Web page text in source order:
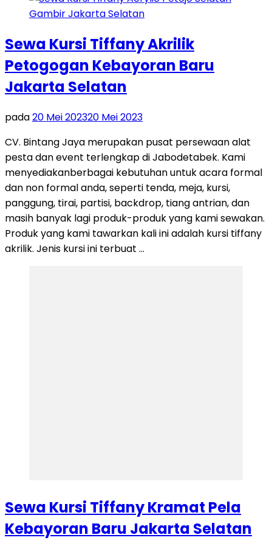
Sewa Kursi Tiffany Akrilik
Petogogan Kebayoran Baru
Jakarta Selatan
pada20 Mei 202320 Mei 2023
CV. Bintang Jaya merupakan pusat persewaan alat
pesta dan event terlengkap di Jabodetabek. Kami
menyediakanberbagai kebutuhan untuk acara formal
dan non formal anda, seperti tenda, meja, kursi,
panggung, tirai, partisi, backdrop, tiang antrian, dan
masih banyak lagi produk-produk yang kami sewakan.
Produk yang kami tawarkan kali ini adalah kursi tiffany
akrilik. Jenis kursi ini terbuat …
Sewa Kursi Tiffany Kramat Pela
Kebayoran Baru Jakarta Selatan